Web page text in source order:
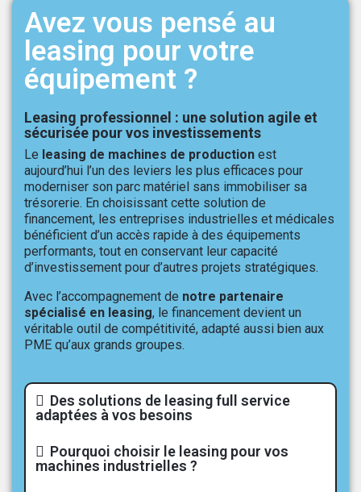
Avez vous pensé au
leasing pour votre
équipement ?
Leasing professionnel : une solution agile et
sécurisée pour vos investissements
Le leasing de machines de production est
aujourd’hui l’un des leviers les plus efficaces pour
moderniser son parc matériel sans immobiliser sa
trésorerie. En choisissant cette solution de
financement, les entreprises industrielles et médicales
bénéficient d’un accès rapide à des équipements
performants, tout en conservant leur capacité
d’investissement pour d’autres projets stratégiques.
Avec l’accompagnement de notre partenaire
spécialisé en leasing, le financement devient un
véritable outil de compétitivité, adapté aussi bien aux
PME qu’aux grands groupes.
Des solutions de leasing full service
adaptées à vos besoins
Pourquoi choisir le leasing pour vos
machines industrielles ?